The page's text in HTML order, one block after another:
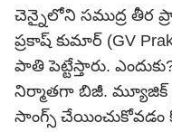
చెన్నైలోని సముద్ర తీర
ప్రకాష్ కుమార్ (GV
పాతి పెట్టేస్తారు.
నిర్మాతగా బిజీ. మ్యూజిక్
సాంగ్స్